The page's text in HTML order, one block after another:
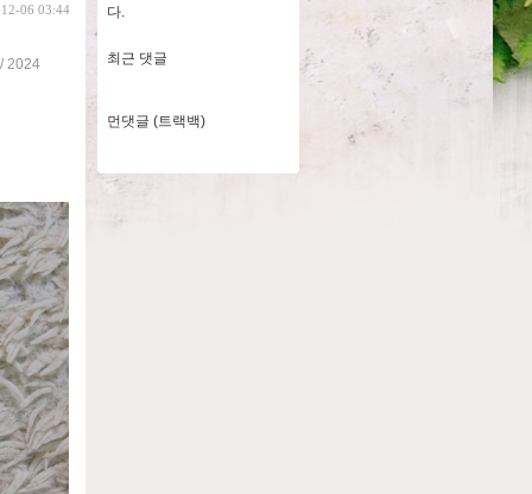
06 03:44
2024
다.
최근 댓글
먼댓글 (트랙백)